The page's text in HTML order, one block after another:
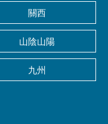
關西
山陰山陽
九州